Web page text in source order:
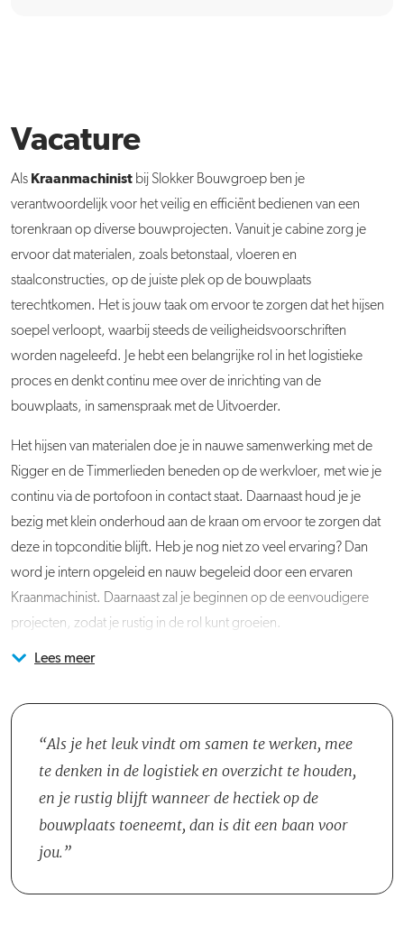
Vacature
Als Kraanmachinist bij Slokker Bouwgroep ben je
verantwoordelijk voor het veilig en efficiënt bedienen van een
torenkraan op diverse bouwprojecten. Vanuit je cabine zorg je
ervoor dat materialen, zoals betonstaal, vloeren en
staalconstructies, op de juiste plek op de bouwplaats
terechtkomen. Het is jouw taak om ervoor te zorgen dat het hijsen
soepel verloopt, waarbij steeds de veiligheidsvoorschriften
worden nageleefd. Je hebt een belangrijke rol in het logistieke
proces en denkt continu mee over de inrichting van de
bouwplaats, in samenspraak met de Uitvoerder.
Het hijsen van materialen doe je in nauwe samenwerking met de
Rigger en de Timmerlieden beneden op de werkvloer, met wie je
continu via de portofoon in contact staat. Daarnaast houd je je
bezig met klein onderhoud aan de kraan om ervoor te zorgen dat
deze in topconditie blijft. Heb je nog niet zo veel ervaring? Dan
word je intern opgeleid en nauw begeleid door een ervaren
Kraanmachinist. Daarnaast zal je beginnen op de eenvoudigere
projecten, zodat je rustig in de rol kunt groeien.
Je komt te werken in het projectteam, samen een Projectleider,
met de Uitvoerders, de Rigger en de Timmerlieden die de
materialen afnemen. Tijdens de dagstart bespreek je gezamenlijk
de planning en geef je waar nodig jouw inbreng.
Acquisitie naar aanleiding van deze vacature wordt niet op prijs
Lees meer
Als je het leuk vindt om samen te werken, mee
te denken in de logistiek en overzicht te houden,
en je rustig blijft wanneer de hectiek op de
bouwplaats toeneemt, dan is dit een baan voor
jou.